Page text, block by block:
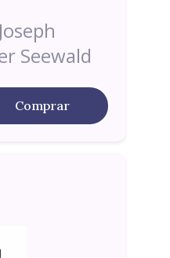
Seewald
Comprar